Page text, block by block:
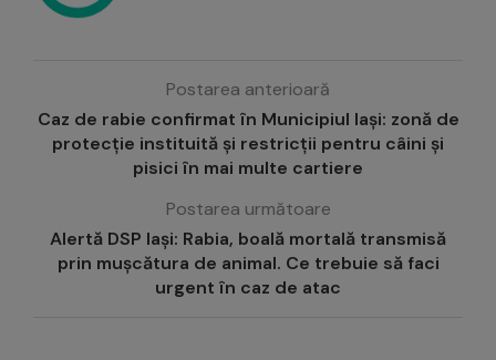
Postarea anterioară
Caz de rabie confirmat în Municipiul Iași: zonă de
protecție instituită și restricții pentru câini și
pisici în mai multe cartiere
Postarea următoare
Alertă DSP Iași: Rabia, boală mortală transmisă
prin mușcătura de animal. Ce trebuie să faci
urgent în caz de atac